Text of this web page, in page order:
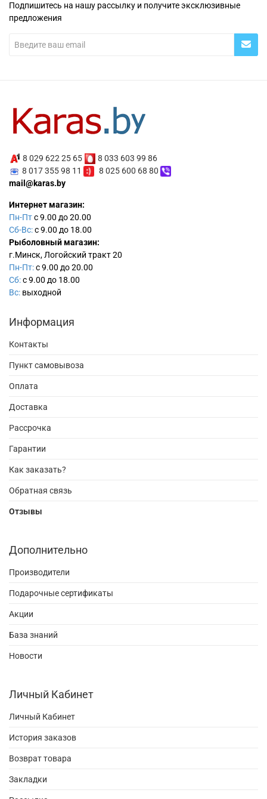
Подпишитесь на нашу рассылку и получите эксклюзивные
предложения
8 029 622 25 65
8 033 603 99 86
8 017 355 98 11
8 025 600 68 80
mail@karas.by
Интернет магазин:
Пн-Птс 9.00 до 20.00
Сб-Вс:с 9.00 до 18.00
Рыболовный магазин:
г.Минск, Логойский тракт 20
Пн-Пт:с 9.00 до 20.00
Сб:с 9.00 до 18.00
Вс: выходной
Информация
Контакты
Пункт самовывоза
Оплата
Доставка
Рассрочка
Гарантии
Как заказать?
Обратная связь
Отзывы
Дополнительно
Производители
Подарочные сертификаты
Акции
База знаний
Новости
Личный Кабинет
Личный Кабинет
История заказов
Возврат товара
Закладки